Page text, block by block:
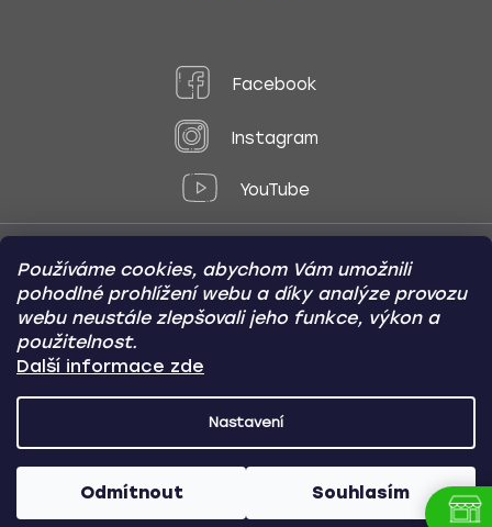
Používáme cookies, abychom Vám umožnili
pohodlné prohlížení webu a díky analýze provozu
webu neustále zlepšovali jeho funkce, výkon a
použitelnost.
Další informace zde
Nastavení
Odmítnout Souhlasím
Facebook
Instagram
YouTube
Způsoby platby:
Online
Převod
Dobírka
Copyright (c) 2012 -2026 CARVIN AUTODOPLŇKY- Všechna
Nakódoval Pavel Kuneš